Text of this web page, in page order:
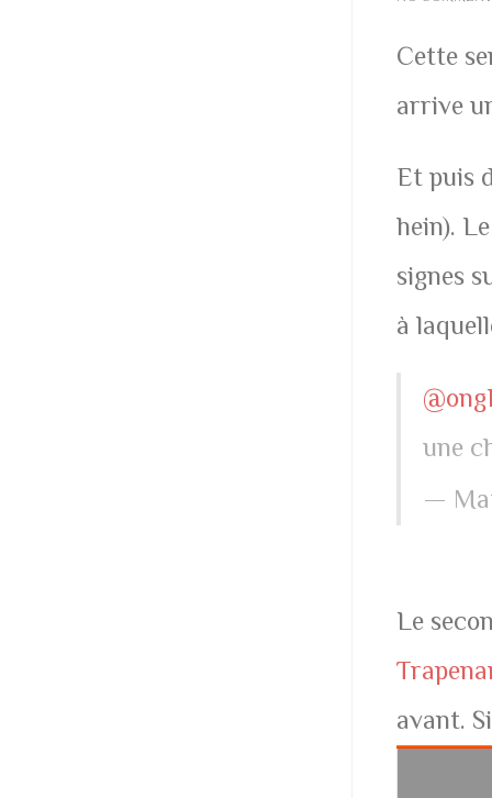
Cette
arrive
Et puis
hein).
signes
à
une
—
Le
avant.